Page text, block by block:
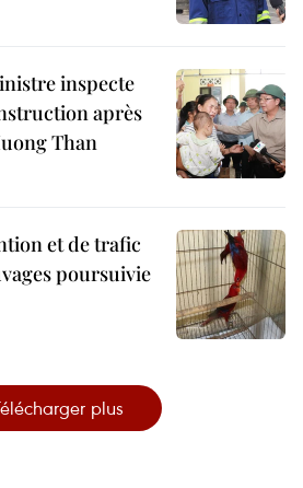
inspecte
après
Than
et de trafic
poursuivie
plus